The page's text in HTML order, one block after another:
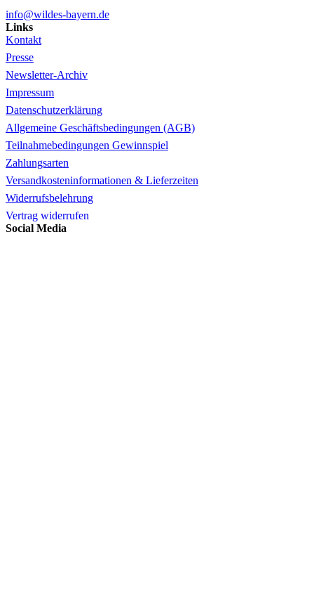
info@wildes-bayern.de
Links
Kontakt
Presse
Newsletter-Archiv
Impressum
Datenschutzerklärung
Allgemeine Geschäftsbedingungen (AGB)
Teilnahmebedingungen Gewinnspiel
Zahlungsarten
Versandkosteninformationen & Lieferzeiten
Widerrufsbelehrung
Vertrag widerrufen
Social Media